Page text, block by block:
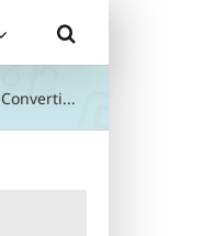
Converti...